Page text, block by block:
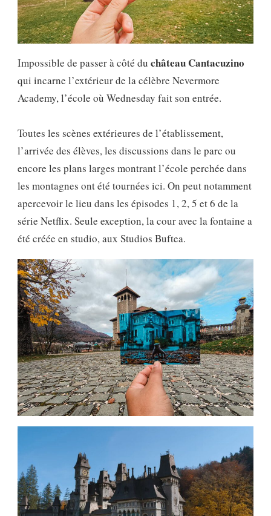
Impossible de passer à côté du château Cantacuzino
qui incarne l’extérieur de la célèbre Nevermore
Academy, l’école où Wednesday fait son entrée.
Toutes les scènes extérieures de l’établissement,
l’arrivée des élèves, les discussions dans le parc ou
encore les plans larges montrant l’école perchée dans
les montagnes ont été tournées ici. On peut notamment
apercevoir le lieu dans les épisodes 1, 2, 5 et 6 de la
série Netflix. Seule exception, la cour avec la fontaine a
été créée en studio, aux Studios Buftea.